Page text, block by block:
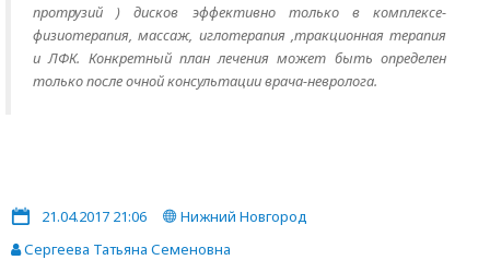
протрузий ) дисков эффективно только в комплексе-
физиотерапия, массаж, иглотерапия ,тракционная терапия
и ЛФК. Конкретный план лечения может быть определен
только после очной консультации врача-невролога.
21.04.2017 21:06
Нижний Новгород
Сергеева Татьяна Семеновна